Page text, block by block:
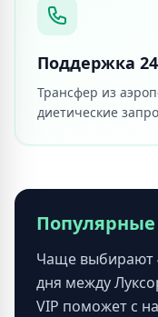
Поддержка
Трансфер из
диетические
Чаще выбирают
дня между
VIP поможет с